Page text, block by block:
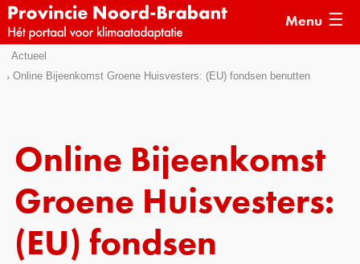
Sla
links
naar
het
menu
Direct
naar
de
Menu
Actueel
Online Bijeenkomst Groene Huisvesters: (EU) fondsen benutten
Online Bijeenkomst
Groene Huisvesters:
(EU) fondsen
Kennisdossiers
Hulpmiddelen
Voorbeelden